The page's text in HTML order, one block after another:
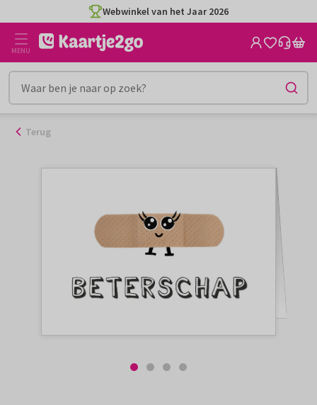
naar
inhoud
Webwinkel van het Jaar 2026
MENU
Terug